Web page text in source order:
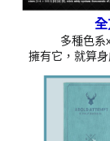
全
多種色系
擁有它，就算